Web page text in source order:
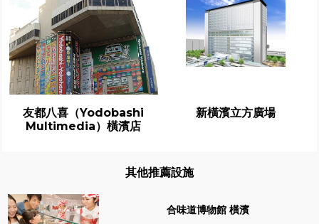
友都八喜（Yodobashi
Multimedia）橫濱店
新橫濱立方廣場
其他推薦設施
合味道博物館 橫濱